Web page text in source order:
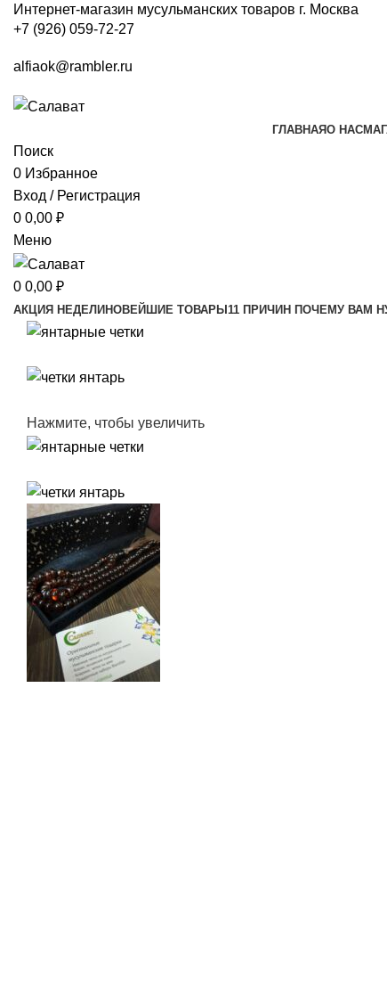
Интернет-магазин мусульманских товаров г. Москва
+7 (926) 059-72-27
alfiaok@rambler.ru
ГЛАВНАЯО НАС
Поиск
0 Избранное
Вход / Регистрация
0 0,00 ₽
Меню
0 0,00 ₽
АКЦИЯ НЕДЕЛИНОВЕЙШИЕ ТОВАРЫ11 ПРИЧИН ПОЧЕМУ ВАМ
Нажмите, чтобы увеличить